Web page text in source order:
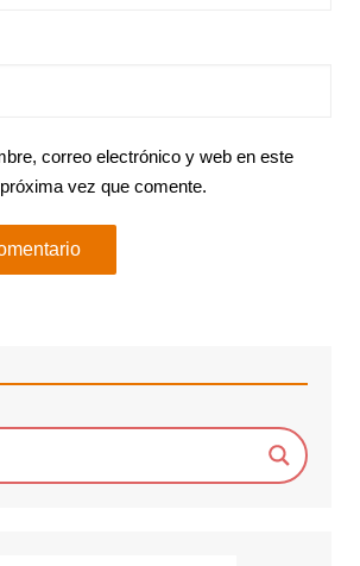
correo electrónico y web en este
vez que comente.